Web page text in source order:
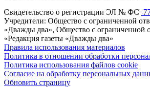
Свидетельство о регистрации ЭЛ № ФС
Учредители: Общество с ограниченной
«Дважды два», Общество с ограниченной
«Редакция газеты «Дважды два»
Правила использования материалов
Политика в отношении обработки
Политика использования файлов cookie
Согласие на обработку персональных
Обновить страницу